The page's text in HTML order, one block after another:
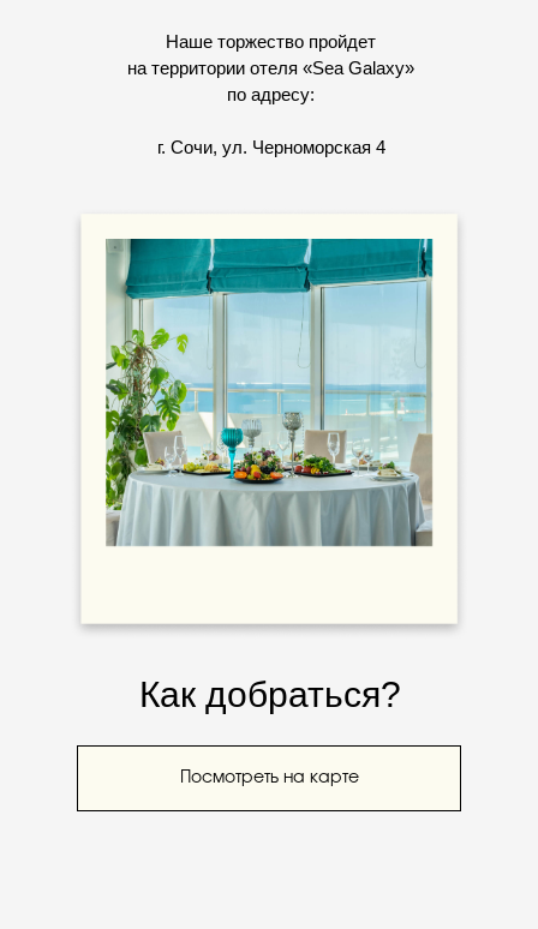
Наше торжество пройдет
на территории отеля «Sea Galaxy»
по адресу:
г. Сочи, ул. Черноморская 4
Как добраться?
Посмотреть на карте